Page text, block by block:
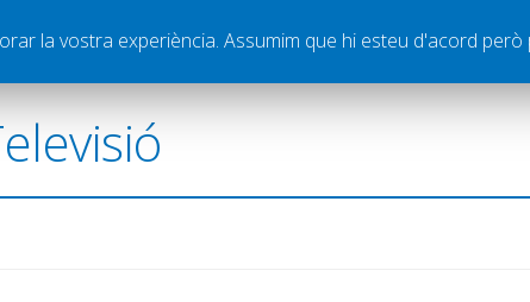
Vídeos Graella Publicitat Contacte
la vostra experiència. Assumim que hi esteu d'acord